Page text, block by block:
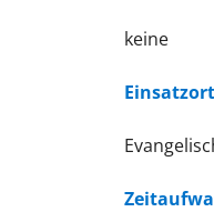
keine
Einsatzort